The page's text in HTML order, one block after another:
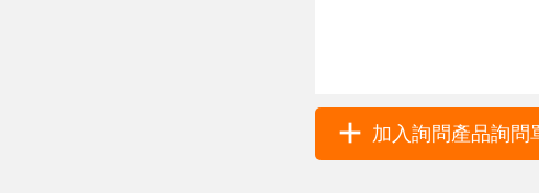
加入詢問產品詢問